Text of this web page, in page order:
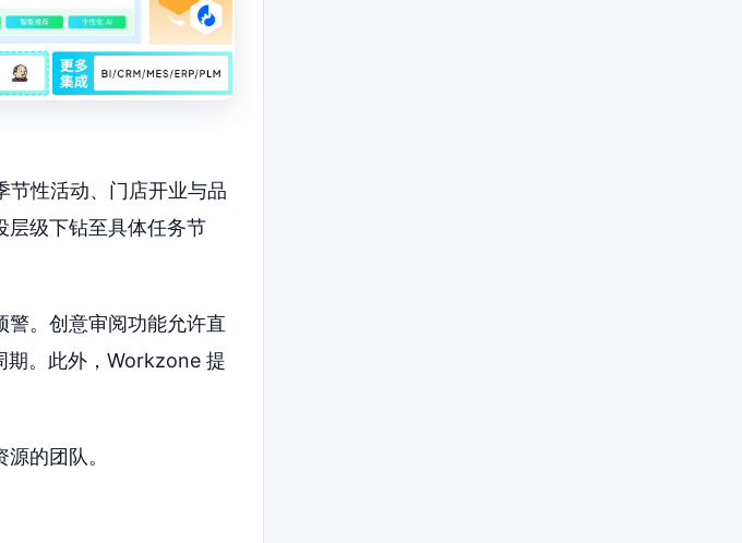
性活动、门店开业与品
层级下钻至具体任务节
警。创意审阅功能允许直
期。此外，Workzone 提
的团队。